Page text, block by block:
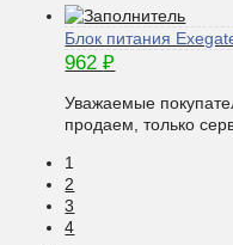
Блок питания
962₽
Уважаемые
продаем, только
1
2
3
4